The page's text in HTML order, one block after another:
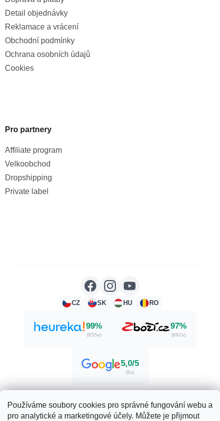
Používáme soubory cookies pro správné fungování webu a
pro analytické a marketingové účely. Můžete je přijmout
Detail objednávky
Reklamace a vrácení
Obchodní podmínky
Ochrana osobních údajů
Cookies
Pro partnery
Affiliate program
Velkoobchod
Dropshipping
Private label
CZ SK HU RO
99%
(855x)
97%
(692x)
5,0/5
(5x)
Vytvořil Shoptet